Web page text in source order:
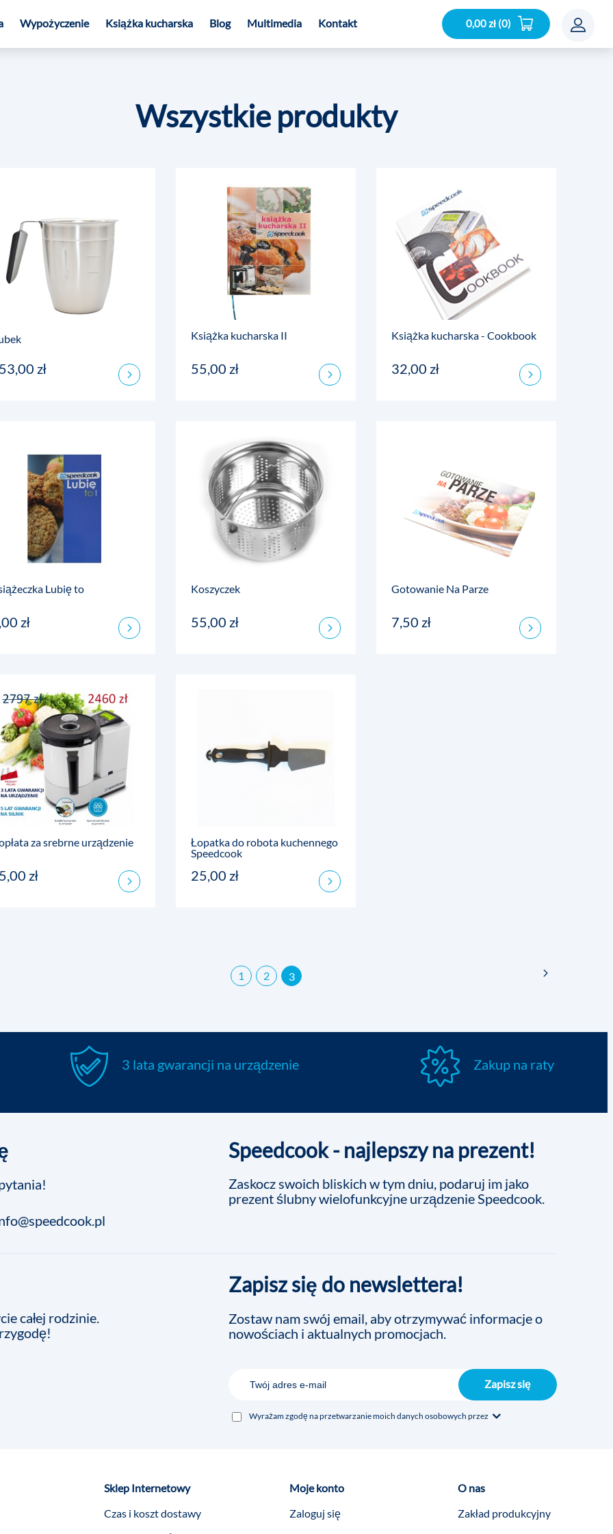
0,00 zł (0)
Wypożyczenie Książka kucharska Blog Multimedia Kontakt
Wszystkie produkty
zł
Książka kucharska II
55,00 zł
Książka kucharska - Cookbook
32,00 zł
Lubię to
zł
Koszyczek
55,00 zł
Gotowanie Na Parze
7,50 zł
za srebrne urządzenie
zł
Łopatka do robota kuchennego
Speedcook
25,00 zł
1 2 3
3 lata gwarancji na urządzenie Zakup na raty
Speedcook - najlepszy na prezent!
Zaskocz swoich bliskich w tym dniu, podaruj im jako
prezent ślubny wielofunkcyjne urządzenie Speedcook.
całej rodzinie.
Zapisz się do newslettera!
Zostaw nam swój email, aby otrzymywać informacje o
nowościach i aktualnych promocjach.
Zapisz się
Wyrażam zgodę na przetwarzanie moich danych osobowych przez
Sklep Internetowy
Czas i koszt dostawy
Moje konto
Zaloguj się
O nas
Zakład produkcyjny